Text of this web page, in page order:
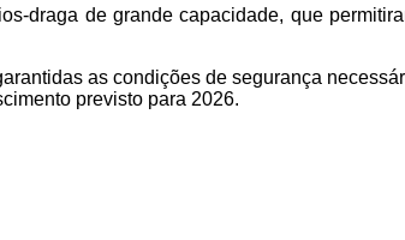
draga de grande capacidade, que
as condições de segurança
previsto para 2026.